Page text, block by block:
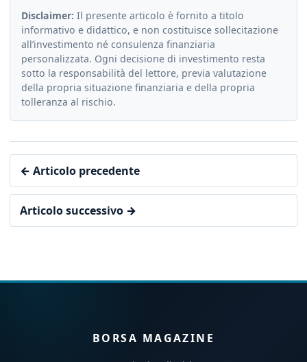
Disclaimer: Il presente articolo è fornito a titolo
informativo e didattico, e non costituisce sollecitazione
all’investimento né consulenza finanziaria
personalizzata. Ogni decisione di investimento resta
sotto la responsabilità del lettore, previa valutazione
della propria situazione finanziaria e della propria
tolleranza al rischio.
← Articolo precedente
Articolo successivo →
BORSA MAGAZINE